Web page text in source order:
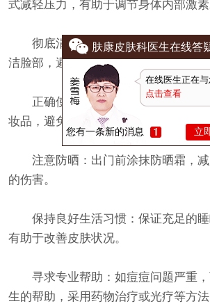
式减轻压力，有助于调节身体内部激素
彻底清洁：选用温和的洁面产品，
洁脸部，避免毛孔堵塞。
正确使用护肤品：选用适合自己肤
妆品，避免使用含有刺激性成分的产
注意防晒：出门前涂抹防晒霜，减
的伤害。
保持良好生活习惯：保证充足的睡
有助于改善皮肤状况。
寻求专业帮助：如痘痘问题严重，
生的帮助，采用药物治疗或光疗等方法
肤康皮肤科医生在线答
在线医生正在
点击查看
您有一条新的消息 立